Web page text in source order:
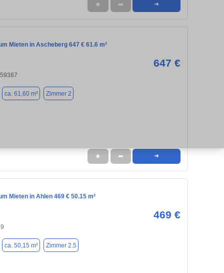
★ ➦ ➜
Mieten in Ascheberg 647 € 61.6 m²
647 €
ca. 61,60 m² Zimmer 2
★ ➦ ➜
Mieten in Ahlen 469 € 50.15 m²
469 €
ca. 50,15 m² Zimmer 2.5